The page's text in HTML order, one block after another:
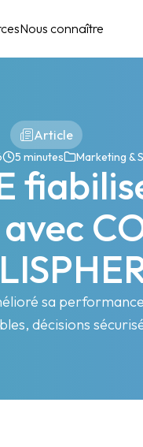
Nous connaître
Article
5 minutes Marketing &
sa
décisions